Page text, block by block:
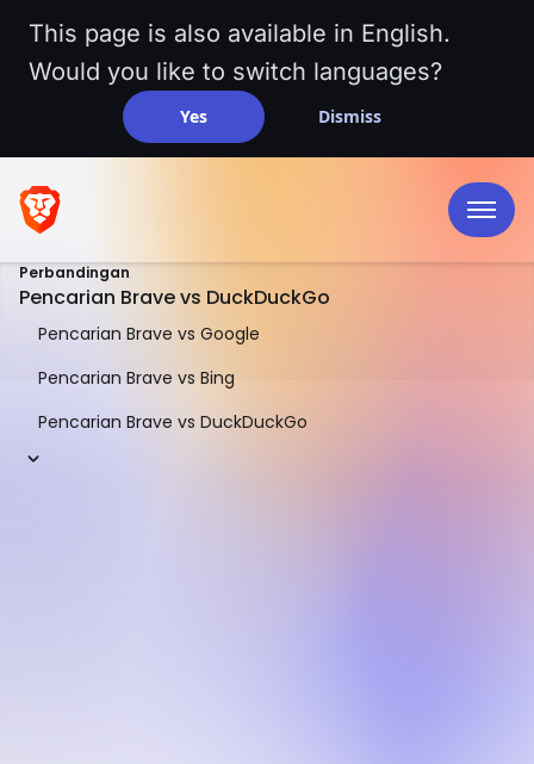
This page is also available in English.
Would you like to switch languages?
Yes Dismiss
Perbandingan
Pencarian Brave vs DuckDuckGo
Pencarian Brave vs Google
Pencarian Brave vs Bing
Pencarian Brave vs DuckDuckGo
PERBANDINGAN BERDAMPINGAN